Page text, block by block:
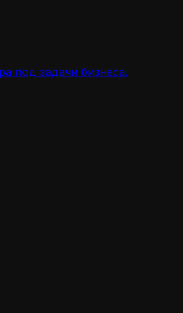
под задачи бизнеса.